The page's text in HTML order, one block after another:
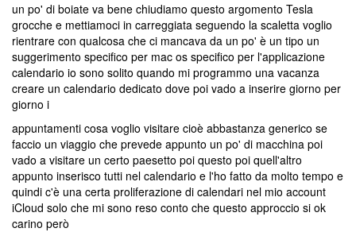
un po' di boiate va bene chiudiamo questo argomento Tesla
grocche e mettiamoci in carreggiata seguendo la scaletta voglio
rientrare con qualcosa che ci mancava da un po' è un tipo un
suggerimento specifico per mac os specifico per l'applicazione
calendario io sono solito quando mi programmo una vacanza
creare un calendario dedicato dove poi vado a inserire giorno per
giorno i
appuntamenti cosa voglio visitare cioè abbastanza generico se
faccio un viaggio che prevede appunto un po' di macchina poi
vado a visitare un certo paesetto poi questo poi quell'altro
appunto inserisco tutti nel calendario e l'ho fatto da molto tempo e
quindi c'è una certa proliferazione di calendari nel mio account
iCloud solo che mi sono reso conto che questo approccio si ok
carino però